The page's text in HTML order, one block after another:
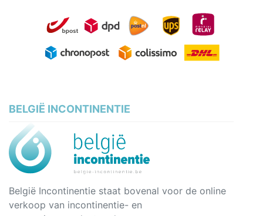
BELGIË INCONTINENTIE
België Incontinentie staat bovenal voor de online
verkoop van incontinentie- en